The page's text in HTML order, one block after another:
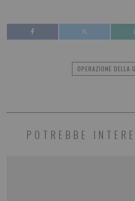
OPERAZIONE DELLA
POTREBBE